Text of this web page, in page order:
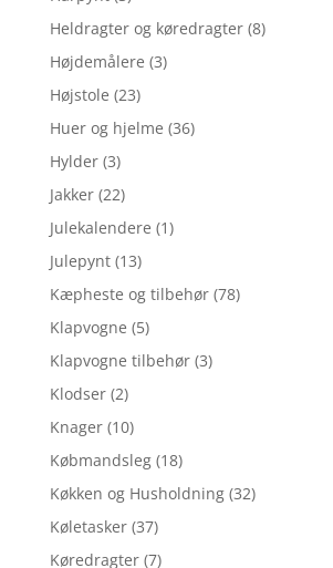
Heldragter og køredragter (8)
Højdemålere (3)
Højstole (23)
Huer og hjelme (36)
Hylder (3)
Jakker (22)
Julekalendere (1)
Julepynt (13)
Kæpheste og tilbehør (78)
Klapvogne (5)
Klapvogne tilbehør (3)
Klodser (2)
Knager (10)
Købmandsleg (18)
Køkken og Husholdning (32)
Køletasker (37)
Køredragter (7)